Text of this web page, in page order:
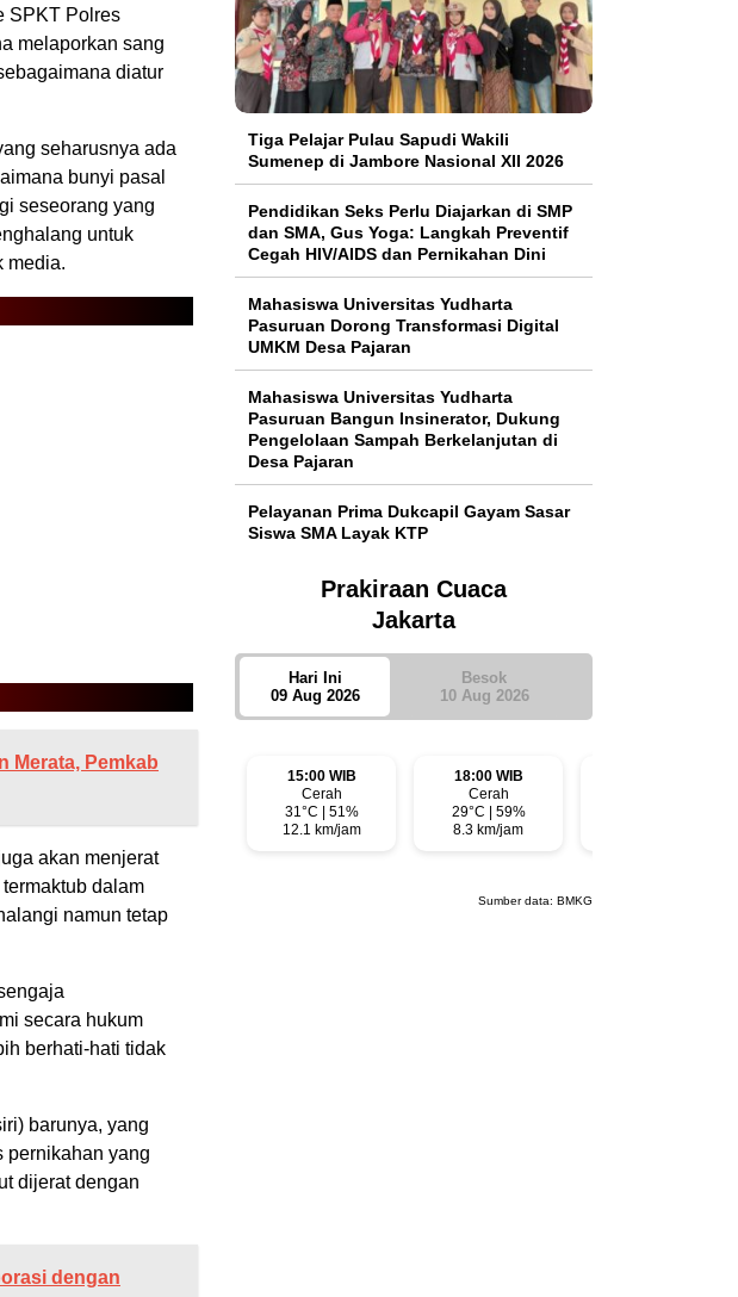
SPKT Polres
melaporkan sang
diatur
seharusnya ada
bunyi pasal
seseorang yang
untuk
media.
Merata, Pemkab
akan menjerat
dalam
namun tetap
secara hukum
berhati-hati tidak
barunya, yang
pernikahan yang
dijerat dengan
dengan
Tiga Pelajar Pulau Sapudi Wakili
Sumenep di Jambore Nasional XII 2026
Pendidikan Seks Perlu Diajarkan di SMP
dan SMA, Gus Yoga: Langkah Preventif
Cegah HIV/AIDS dan Pernikahan Dini
Mahasiswa Universitas Yudharta
Pasuruan Dorong Transformasi Digital
UMKM Desa Pajaran
Mahasiswa Universitas Yudharta
Pasuruan Bangun Insinerator, Dukung
Pengelolaan Sampah Berkelanjutan di
Desa Pajaran
Pelayanan Prima Dukcapil Gayam Sasar
Siswa SMA Layak KTP
Prakiraan Cuaca
Jakarta
Hari Ini
09 Aug 2026
Besok
10 Aug 2026
15:00 WIB
Cerah
31°C | 51%
12.1 km/jam
18:00 WIB
Cerah
29°C | 59%
8.3 km/jam
Sumber data: BMKG